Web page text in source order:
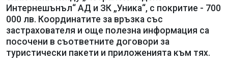
Интернешънъл“ АД и ЗК „Уника“, с покритие - 700
000 лв. Координатите за връзка със
застрахователя и още полезна информация са
посочени в съответните договори за
туристически пакети и приложенията към тях.